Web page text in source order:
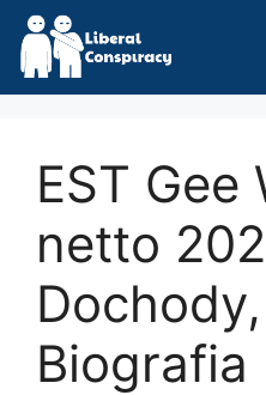
Skip
content
EST Gee
netto
Biografia